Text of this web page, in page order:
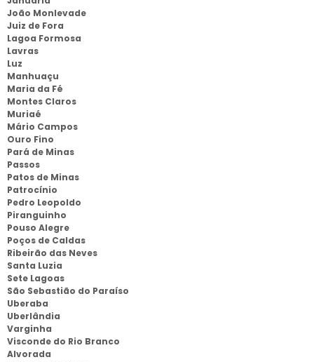
João Monlevade
Juiz de Fora
Lagoa Formosa
Lavras
Luz
Manhuaçu
Maria da Fé
Montes Claros
Muriaé
Mário Campos
Ouro Fino
Pará de Minas
Passos
Patos de Minas
Patrocínio
Pedro Leopoldo
Piranguinho
Pouso Alegre
Poços de Caldas
Ribeirão das Neves
Santa Luzia
Sete Lagoas
São Sebastião do Paraíso
Uberaba
Uberlândia
Varginha
Visconde do Rio Branco
Alvorada